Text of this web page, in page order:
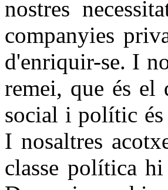
nostres
companyies
d'enriquir-se. I
remei, que és el
social i polític
I nosaltres
classe política